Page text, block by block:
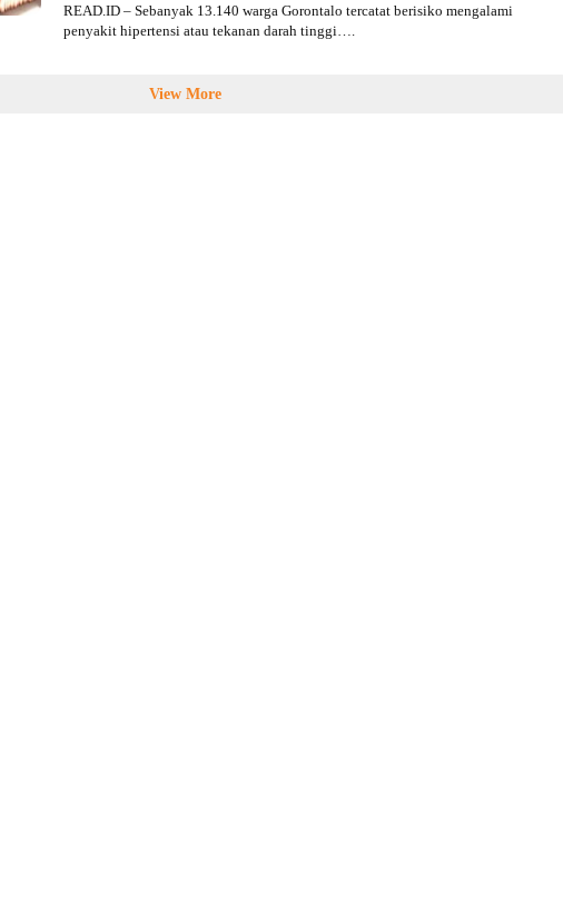
READ.ID – Sebanyak 13.140 warga Gorontalo tercatat berisiko mengalami
penyakit hipertensi atau tekanan darah tinggi….
View More